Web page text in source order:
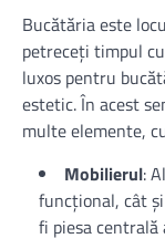
Bucătăria este
petreceți timpul
luxos pentru
estetic. În acest
multe elemente,
Mobilierul:
funcțional, cât
fi piesa centrală